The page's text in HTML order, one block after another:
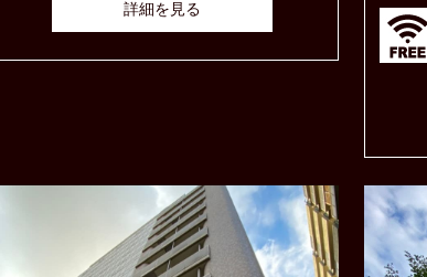
詳細を見る